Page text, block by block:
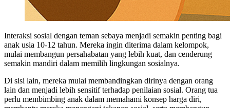
Interaksi sosial dengan teman sebaya menjadi semakin penting bagi
anak usia 10-12 tahun. Mereka ingin diterima dalam kelompok,
mulai membangun persahabatan yang lebih kuat, dan cenderung
semakin mandiri dalam memilih lingkungan sosialnya.
Di sisi lain, mereka mulai membandingkan dirinya dengan orang
lain dan menjadi lebih sensitif terhadap penilaian sosial. Orang tua
perlu membimbing anak dalam memahami konsep harga diri,